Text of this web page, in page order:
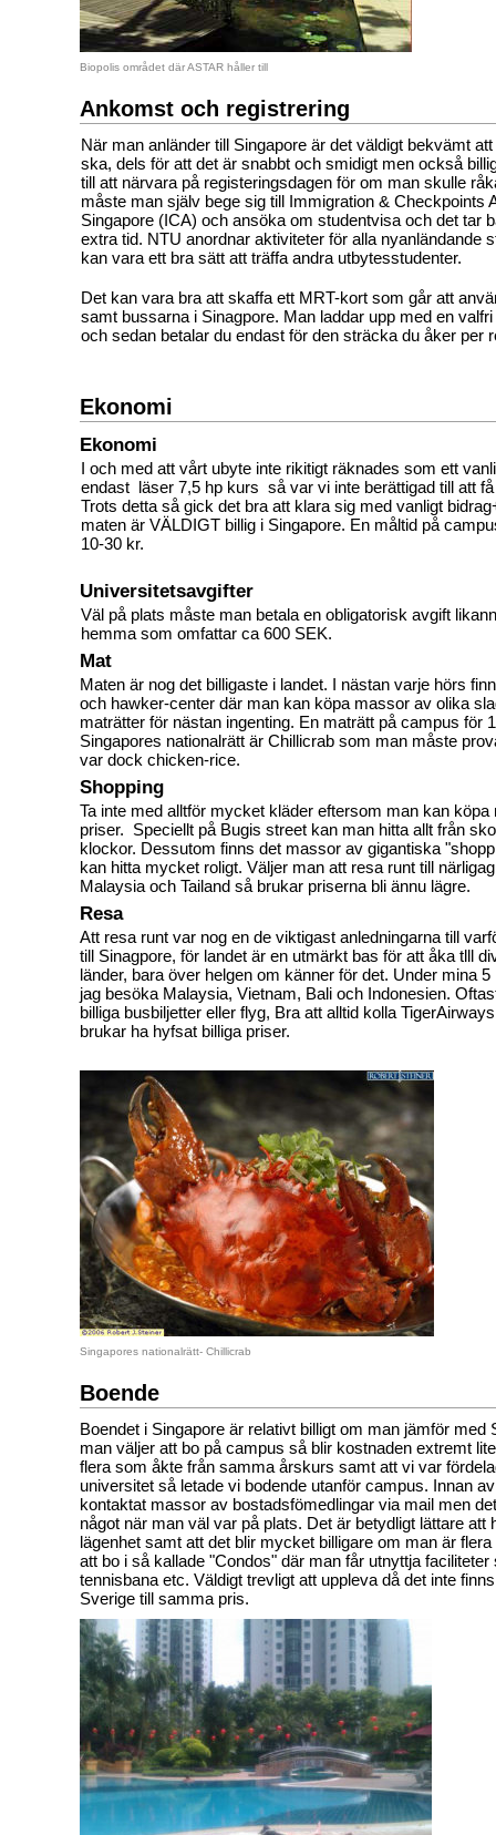
Biopolis området där ASTAR håller till
Ankomst och registrering
När man anländer till Singapore är det väldigt bekvämt
ska, dels för att det är snabbt och smidigt men också
till att närvara på registeringsdagen för om man skulle
måste man själv bege sig till Immigration & Checkpoints
Singapore (ICA) och ansöka om studentvisa och det tar
extra tid. NTU anordnar aktiviteter för alla nyanländande
kan vara ett bra sätt att träffa andra utbytesstudenter.
Det kan vara bra att skaffa ett MRT-kort som går att
samt bussarna i Sinagpore. Man laddar upp med en
och sedan betalar du endast för den sträcka du åker per
Ekonomi
Ekonomi
I och med att vårt ubyte inte rikitigt räknades som ett
endast läser 7,5 hp kurs så var vi inte berättigad till att
Trots detta så gick det bra att klara sig med vanligt
maten är VÄLDIGT billig i Singapore. En måltid på
10-30 kr.
Universitetsavgifter
Väl på plats måste man betala en obligatorisk avgift
hemma som omfattar ca 600 SEK.
Mat
Maten är nog det billigaste i landet. I nästan varje hörs
och hawker-center där man kan köpa massor av olika
maträtter för nästan ingenting. En maträtt på campus för
Singapores nationalrätt är Chillicrab som man måste
var dock chicken-rice.
Shopping
Ta inte med alltför mycket kläder eftersom man kan köpa
priser. Speciellt på Bugis street kan man hitta allt från
klockor. Dessutom finns det massor av gigantiska
kan hitta mycket roligt. Väljer man att resa runt till
Malaysia och Tailand så brukar priserna bli ännu lägre.
Resa
Att resa runt var nog en de viktigast anledningarna till
till Sinagpore, för landet är en utmärkt bas för att åka tlll
länder, bara över helgen om känner för det. Under mina
jag besöka Malaysia, Vietnam, Bali och Indonesien.
billiga busbiljetter eller flyg, Bra att alltid kolla
brukar ha hyfsat billiga priser.
Singapores nationalrätt- Chillicrab
Boende
Boendet i Singapore är relativt billigt om man jämför med
man väljer att bo på campus så blir kostnaden extremt
flera som åkte från samma årskurs samt att vi var
universitet så letade vi bodende utanför campus. Innan
kontaktat massor av bostadsfömedlingar via mail men
något när man väl var på plats. Det är betydligt lättare att
lägenhet samt att det blir mycket billigare om man är
att bo i så kallade "Condos" där man får utnyttja
tennisbana etc. Väldigt trevligt att uppleva då det inte
Sverige till samma pris.